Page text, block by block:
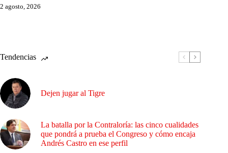
2 agosto, 2026
Tendencias
Dejen jugar al Tigre
La batalla por la Contraloría: las cinco cualidades
que pondrá a prueba el Congreso y cómo encaja
Andrés Castro en ese perfil